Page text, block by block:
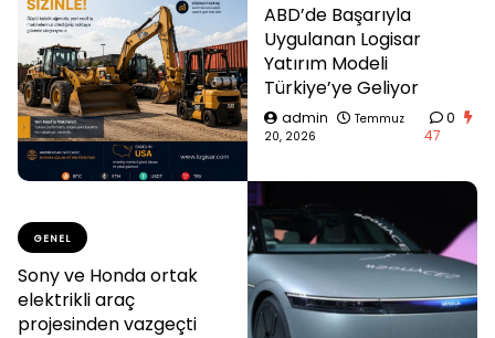
ABD’de Başarıyla
Uygulanan Logisar
Yatırım Modeli
Türkiye’ye Geliyor
admin
Temmuz
20, 2026
0
47
GENEL
Sony ve Honda ortak
elektrikli araç
projesinden vazgeçti